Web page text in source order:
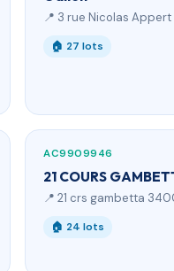
📍 3 rue Nicolas Appert
🏠 27 lots
AC9909946
21 COURS
📍 21 crs gambetta
🏠 24 lots